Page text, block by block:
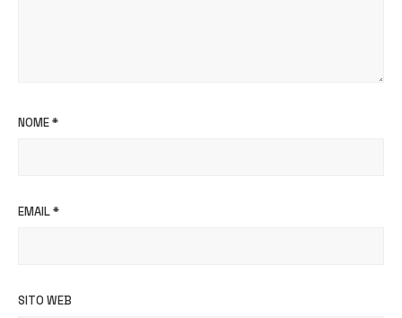
NOME*
EMAIL*
SITO WEB